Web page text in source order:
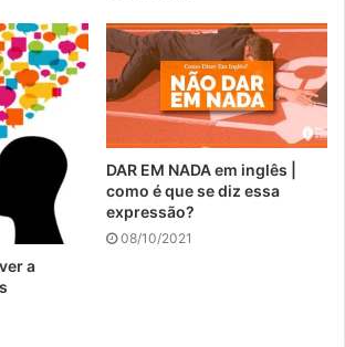
a
DAR EM NADA em inglês |
como é que se diz essa
expressão?
08/10/2021